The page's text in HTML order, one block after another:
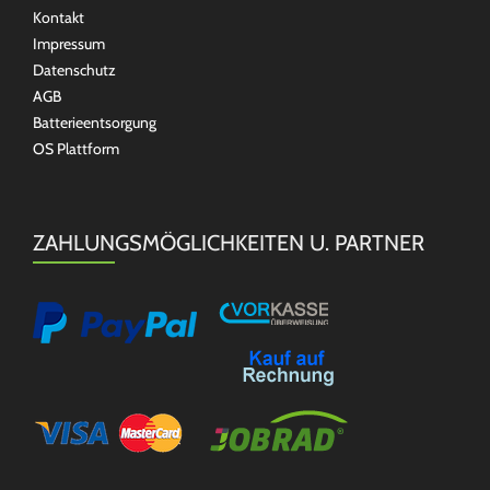
Kontakt
Impressum
Datenschutz
AGB
Batterieentsorgung
OS Plattform
ZAHLUNGSMÖGLICHKEITEN U. PARTNER